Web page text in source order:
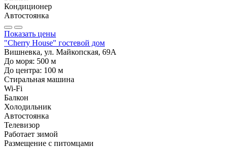
Кондиционер
Автостоянка
Показать цены
"Cherry House" гостевой дом
Вишневка, ул. Майкопская, 69А
До моря: 500 м
До центра: 100 м
Стиральная машина
Wi-Fi
Балкон
Холодильник
Автостоянка
Телевизор
Работает зимой
Размещение с питомцами